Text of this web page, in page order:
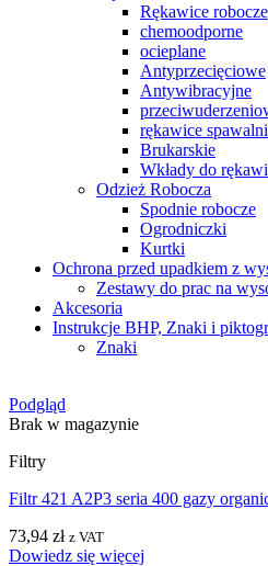
Rękawice robocze
chemoodporne
ocieplane
Antyprzecięciowe
Antywibracyjne
rękawice
Brukarskie
Wkłady do
Odzież Robocza
Spodnie robocze
Ogrodniczki
Kurtki
Ochrona przed upadkiem z
Zestawy do prac na
Akcesoria
Instrukcje BHP, Znaki i
Znaki
Podgląd
Brak w magazynie
Filtry
Filtr 421 A2P3 seria 400 gazy
73,94 zł z VAT
Dowiedz się więcej